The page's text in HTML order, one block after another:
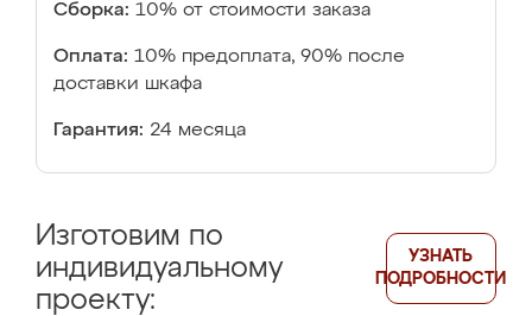
Сборка: 10% от стоимости заказа
Оплата: 10% предоплата, 90% после
доставки шкафа
Гарантия: 24 месяца
Изготовим по
индивидуальному
проекту:
УЗНАТЬ
ПОДРОБНОСТИ